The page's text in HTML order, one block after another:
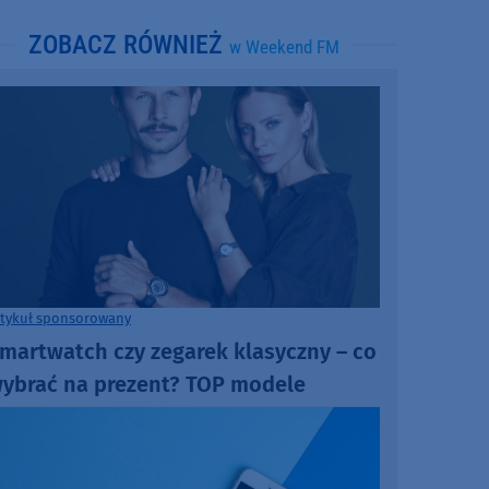
ZOBACZ RÓWNIEŻ w Weekend FM
sponsorowany
czy zegarek klasyczny – co
na prezent? TOP modele